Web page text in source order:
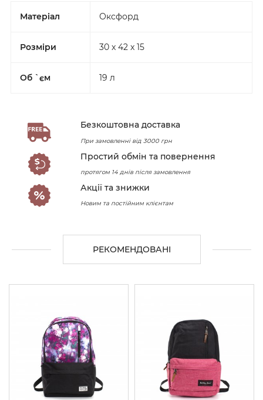
Матеріал Оксфорд
Розміри 30 x 42 x 15
Об `єм 19 л
Безкоштовна доставка
При замовленні від 3000 грн
Простий обмін та повернення
протягом 14 днів після замовлення
Акції та знижки
Новим та постійним клієнтам
РЕКОМЕНДОВАНІ